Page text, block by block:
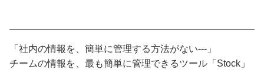
「社内の情報を、簡単に管理する方法がない---」
チームの情報を、最も簡単に管理できるツール「Stock」